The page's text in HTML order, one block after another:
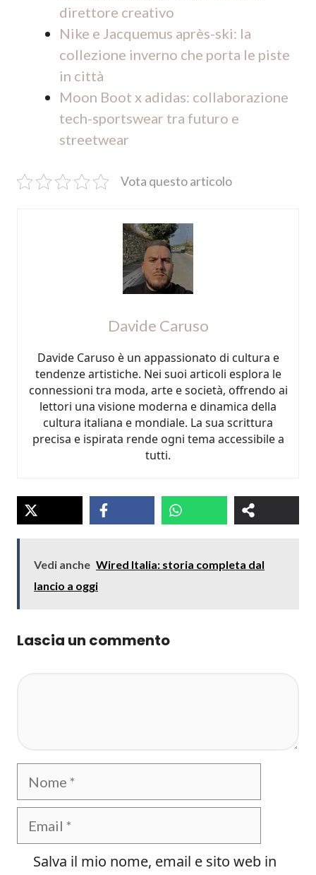
direttore creativo
Nike e Jacquemus après-ski: la
collezione inverno che porta le piste
in città
Moon Boot x adidas: collaborazione
tech-sportswear tra futuro e
streetwear
Vota questo articolo
Davide Caruso
Davide Caruso è un appassionato di cultura e
tendenze artistiche. Nei suoi articoli esplora le
connessioni tra moda, arte e società, offrendo ai
lettori una visione moderna e dinamica della
cultura italiana e mondiale. La sua scrittura
precisa e ispirata rende ogni tema accessibile a
tutti.
Vedi anche Wired Italia: storia completa dal
lancio a oggi
Lascia un commento
Nome
Email
Salva il mio nome, email e sito web in